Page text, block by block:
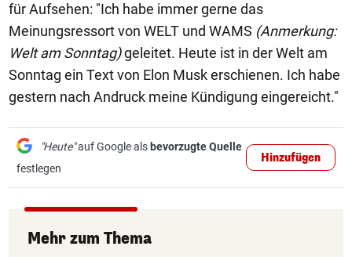
für Aufsehen: "Ich habe immer gerne das
Meinungsressort von WELT und WAMS (Anmerkung:
Welt am Sonntag)geleitet. Heute ist in der Welt am
Sonntag ein Text von Elon Musk erschienen. Ich habe
gestern nach Andruck meine Kündigung eingereicht."
"Heute"auf Google als bevorzugte Quelle
festlegen
Hinzufügen
Mehr zum Thema